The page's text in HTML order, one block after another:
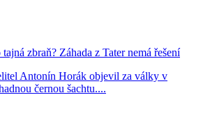
zbraň? Záhada z Tater nemá řešení
Antonín Horák objevil za války v
černou šachtu....